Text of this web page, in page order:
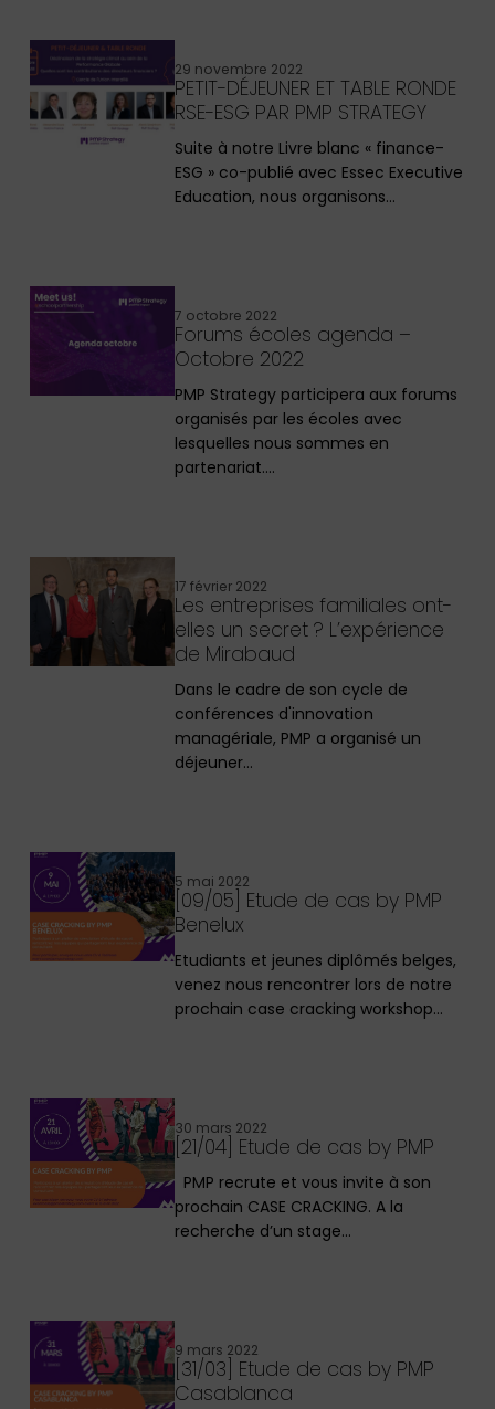
29 novembre 2022
PETIT-DÉJEUNER ET TABLE RONDE
RSE-ESG PAR PMP STRATEGY
Suite à notre Livre blanc « finance-
ESG » co-publié avec Essec Executive
Education, nous organisons…
7 octobre 2022
Forums écoles agenda –
Octobre 2022
PMP Strategy participera aux forums
organisés par les écoles avec
lesquelles nous sommes en
partenariat.…
17 février 2022
Les entreprises familiales ont-
elles un secret ? L’expérience
de Mirabaud
Dans le cadre de son cycle de
conférences d'innovation
managériale, PMP a organisé un
déjeuner…
5 mai 2022
[09/05] Etude de cas by PMP
Benelux
Etudiants et jeunes diplômés belges,
venez nous rencontrer lors de notre
prochain case cracking workshop…
30 mars 2022
[21/04] Etude de cas by PMP
PMP recrute et vous invite à son
prochain CASE CRACKING. A la
recherche d’un stage…
9 mars 2022
[31/03] Etude de cas by PMP
Casablanca